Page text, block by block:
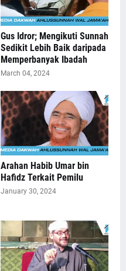
Gus Idror; Mengikuti Sunnah
Sedikit Lebih Baik daripada
Memperbanyak Ibadah
March 04, 2024
Arahan Habib Umar bin
Hafidz Terkait Pemilu
January 30, 2024